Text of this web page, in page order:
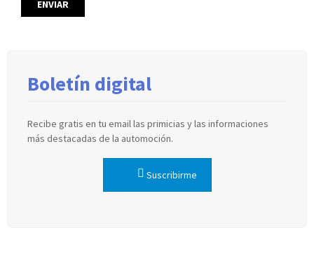
Boletín digital
Recibe gratis en tu email las primicias y las informaciones
más destacadas de la automoción.
Suscribirme